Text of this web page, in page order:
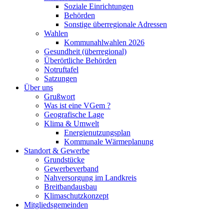
Soziale Einrichtungen
Behörden
Sonstige überregionale Adressen
Wahlen
Kommunahlwahlen 2026
Gesundheit (überregional)
Überörtliche Behörden
Notruftafel
Satzungen
Über uns
Grußwort
Was ist eine VGem ?
Geografische Lage
Klima & Umwelt
Energienutzungsplan
Kommunale Wärmeplanung
Standort & Gewerbe
Grundstücke
Gewerbeverband
Nahversorgung im Landkreis
Breitbandausbau
Klimaschutzkonzept
Mitgliedsgemeinden